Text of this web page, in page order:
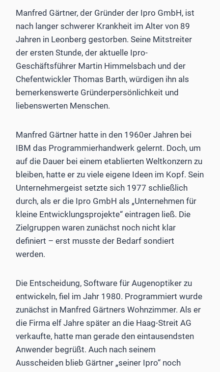
Manfred Gärtner, der Gründer der Ipro GmbH, ist
nach langer schwerer Krankheit im Alter von 89
Jahren in Leonberg gestorben. Seine Mitstreiter
der ersten Stunde, der aktuelle Ipro-
Geschäftsführer Martin Himmelsbach und der
Chefentwickler Thomas Barth, würdigen ihn als
bemerkenswerte Gründerpersönlichkeit und
liebenswerten Menschen.
Manfred Gärtner hatte in den 1960er Jahren bei
IBM das Programmierhandwerk gelernt. Doch, um
auf die Dauer bei einem etablierten Weltkonzern zu
bleiben, hatte er zu viele eigene Ideen im Kopf. Sein
Unternehmergeist setzte sich 1977 schließlich
durch, als er die Ipro GmbH als „Unternehmen für
kleine Entwicklungsprojekte“ eintragen ließ. Die
Zielgruppen waren zunächst noch nicht klar
definiert – erst musste der Bedarf sondiert
werden.
Die Entscheidung, Software für Augenoptiker zu
entwickeln, fiel im Jahr 1980. Programmiert wurde
zunächst in Manfred Gärtners Wohnzimmer. Als er
die Firma elf Jahre später an die Haag-Streit AG
verkaufte, hatte man gerade den eintausendsten
Anwender begrüßt. Auch nach seinem
Ausscheiden blieb Gärtner „seiner Ipro“ noch